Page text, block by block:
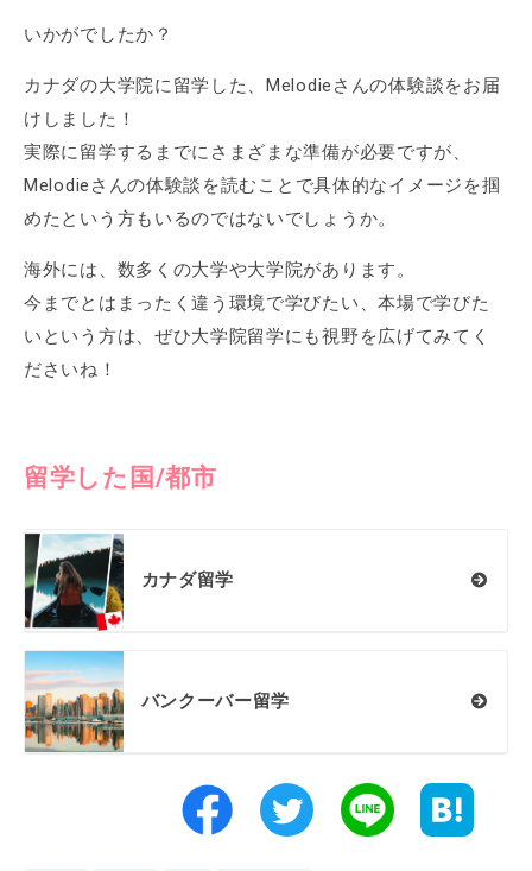
いかがでしたか？
カナダの大学院に留学した、Melodieさんの体験談をお届
けしました！
実際に留学するまでにさまざまな準備が必要ですが、
Melodieさんの体験談を読むことで具体的なイメージを掴
めたという方もいるのではないでしょうか。
海外には、数多くの大学や大学院があります。
今までとはまったく違う環境で学びたい、本場で学びた
いという方は、ぜひ大学院留学にも視野を広げてみてく
ださいね！
留学した国/都市
カナダ留学
バンクーバー留学